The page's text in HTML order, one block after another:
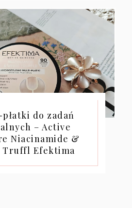
do zadań
– Active
Niacinamide &
Truffl Efektima